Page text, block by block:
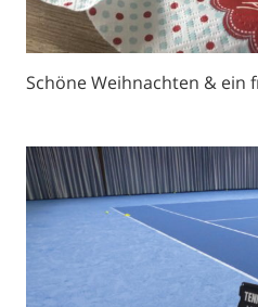
Schöne Weihnachten & ein